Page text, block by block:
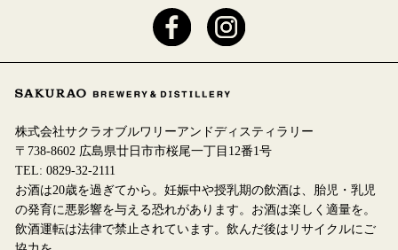
株式会社サクラオブルワリーアンドディスティラリー
〒738-8602 広島県廿日市市桜尾一丁目12番1号
TEL:0829-32-2111
お酒は20歳を過ぎてから。妊娠中や授乳期の飲酒は、胎児・乳児
の発育に悪影響を与える恐れがあります。お酒は楽しく適量を。
飲酒運転は法律で禁止されています。飲んだ後はリサイクルにご